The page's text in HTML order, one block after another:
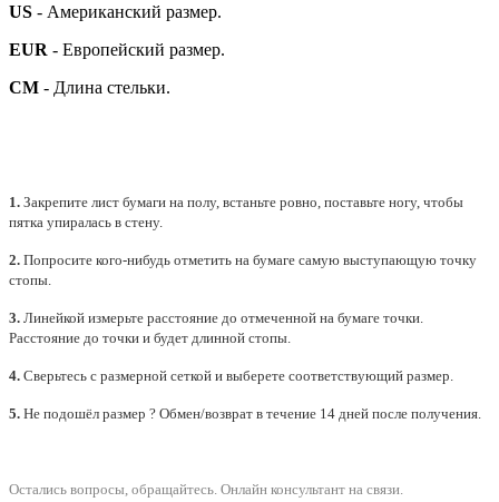
US - Американский размер.
EUR - Европейский размер.
СМ - Длина стельки.
1. Закрепите лист бумаги на полу, встаньте ровно, поставьте ногу, чтобы
пятка упиралась в стену.
2. Попросите кого-нибудь отметить на бумаге самую выступающую точку
стопы.
3. Линейкой измерьте расстояние до отмеченной на бумаге точки.
Расстояние до точки и будет длинной стопы.
4. Сверьтесь с размерной сеткой и выберете соответствующий размер.
5. Не подошёл размер ? Обмен/возврат в течение 14 дней после получения.
Остались вопросы, обращайтесь. Онлайн консультант на связи.